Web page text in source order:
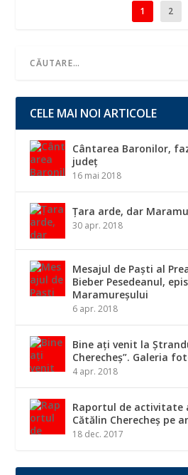
1 2
CELE MAI NOI ARTICOLE
Cântarea Baronilor,
județ
16 mai 2018
Țara arde, dar
30 apr. 2018
Mesajul de Paști al
Bieber Pesedeanul,
Maramureșului
6 apr. 2018
Bine ați venit la
Cherecheș”. Galeria
4 apr. 2018
Raportul de activitate
Cătălin Cherecheș pe
18 dec. 2017